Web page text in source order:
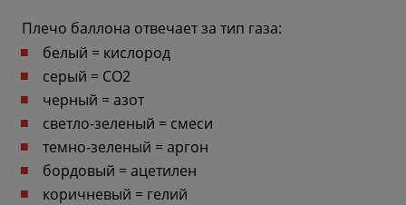
Плечо баллона отвечает за тип газа:
белый = кислород
серый = CO2
черный = азот
светло-зеленый = смеси
темно-зеленый = аргон
бордовый = ацетилен
коричневый = гелий